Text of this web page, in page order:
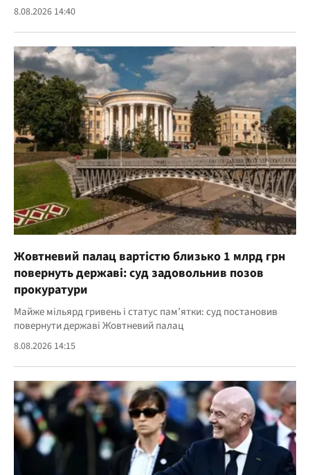
8.08.2026 14:40
Жовтневий палац вартістю близько 1 млрд грн
повернуть державі: суд задовольнив позов
прокуратури
Майже мільярд гривень і статус пам’ятки: суд постановив
повернути державі Жовтневий палац
8.08.2026 14:15